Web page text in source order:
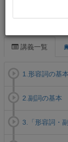
講義一覧
1.形容詞の基本
2.副詞の基本
3.「形容詞・